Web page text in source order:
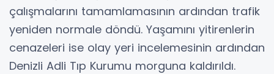
çalışmalarını tamamlamasının ardından trafik
yeniden normale döndü. Yaşamını yitirenlerin
cenazeleri ise olay yeri incelemesinin ardından
Denizli Adli Tıp Kurumu morguna kaldırıldı.